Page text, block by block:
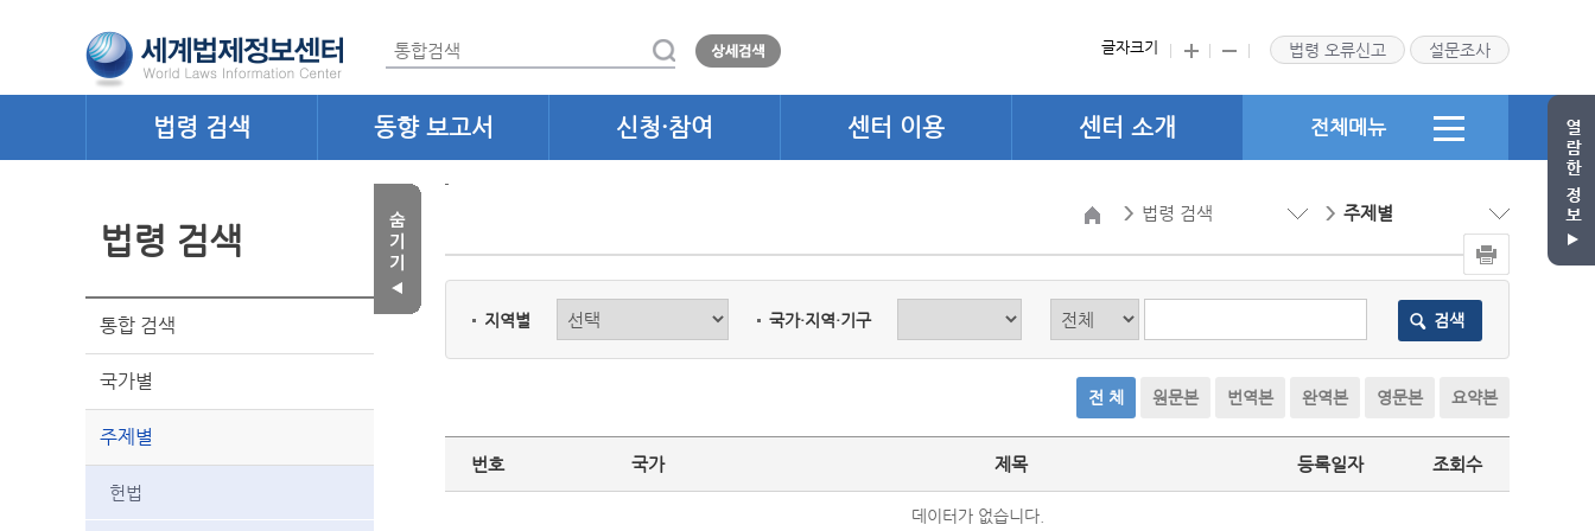
글자크기 법령 오류신고 설문조사
법령 검색 동향 보고서 신청·참여 센터 이용 센터 소개 전체메뉴
법령 검색
통합 검색
국가별
주제별
헌법
법령 검색 주제별
지역별 국가·지역·기구 검색
전 체 원문본 번역본 완역본 영문본 요약본
번호 국가 제목 등록일자 조회수
데이터가 없습니다.